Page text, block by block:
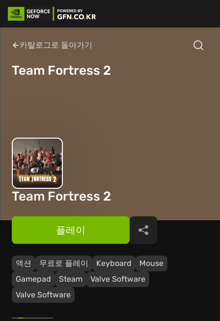
카탈로그로 돌아가기
Team Fortress 2
Team Fortress 2
액션 무료로 플레이 Keyboard
Mouse
Gamepad
Steam
Valve Software
Valve Software
플레이 공유